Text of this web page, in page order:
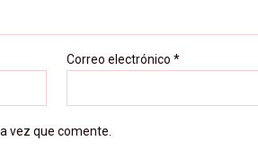
Correo electrónico*
vez que comente.